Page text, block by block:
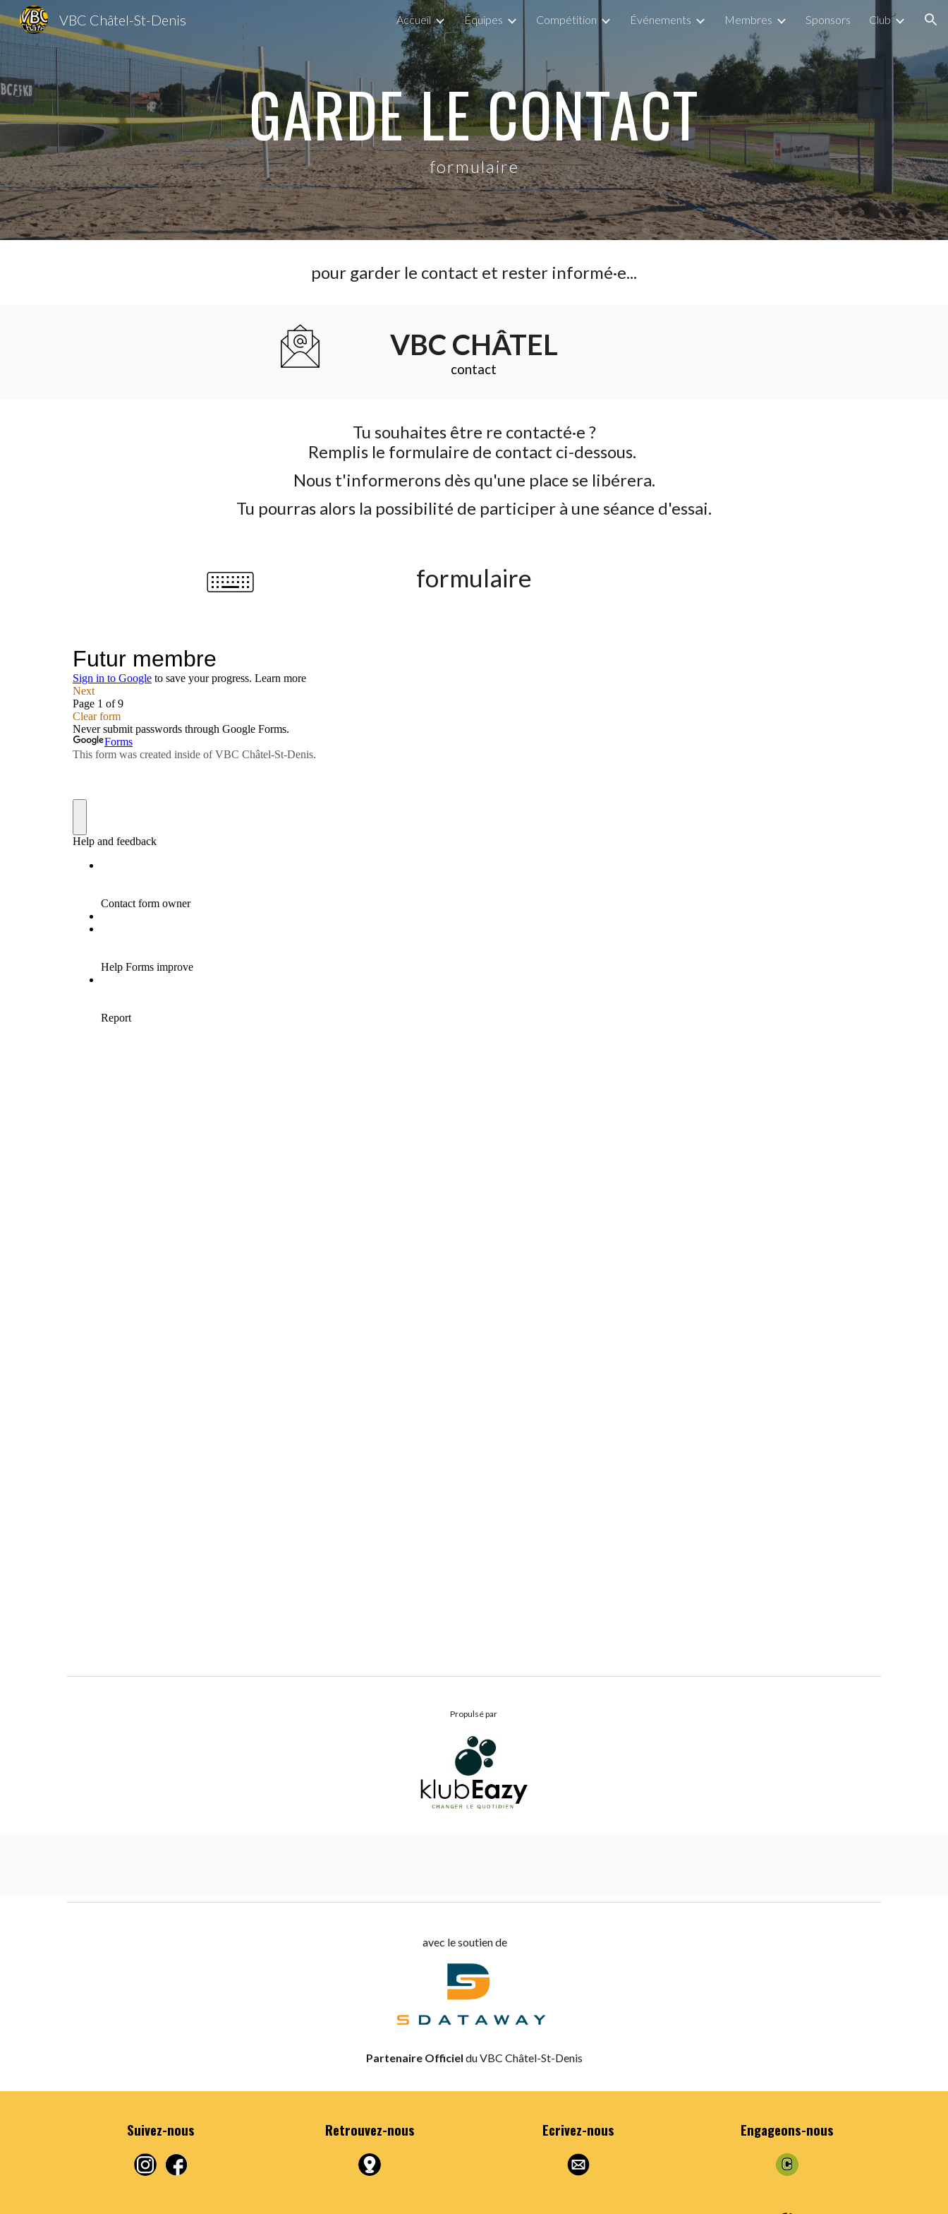
Skip to main content Skip to navigation
VBC Châtel-St-Denis Accueil Équipes Compétition Événements Membres Sponsors Club
GARDE LE CONTACT
formulaire
pour garder le contact et rester informé·e...
VBC CHÂTEL
contact
Tu souhaites être re contacté·e ?
Remplis le formulaire de contact ci-dessous.
Nous t'informerons dès qu'une place se libérera.
Tu pourras alors la possibilité de participer à une séance d'essai.
formulaire
Propulsé par
avec le soutien de
Partenaire Officiel du VBC Châtel-St-Denis
Suivez-nous Retrouvez-nous Ecrivez-nous Engageons-nous